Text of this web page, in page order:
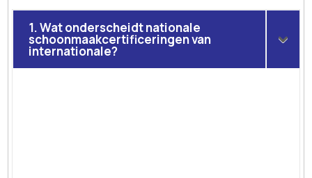
1. Wat onderscheidt nationale
schoonmaakcertificeringen van
internationale?